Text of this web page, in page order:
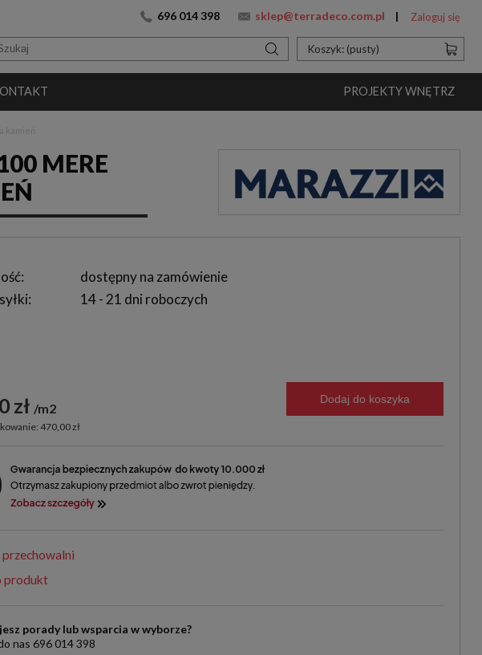
696 014 398 sklep@terradeco.com.pl Zaloguj się
Koszyk: (pusty)
PROJEKTY WNĘTRZ
MERE
dostępny na zamówienie
14 - 21 dni roboczych
zł m2
470,00 zł
Dodaj do koszyka
produkt
porady lub wsparcia w wyborze?
nas 696 014 398